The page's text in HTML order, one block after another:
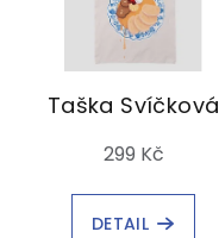
Taška Svíčková
299 Kč
DETAIL